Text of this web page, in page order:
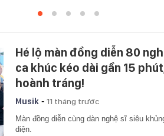
Hé lộ màn đồng diễn 80
ca khúc kéo dài gần 15
hoành tráng!
Musik - 11 tháng trước
Màn đồng diễn cùng dàn nghệ sĩ siêu
diện.